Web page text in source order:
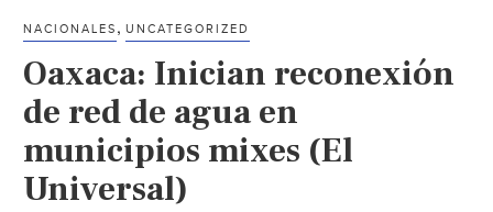
y
(El
Imparcial
NACIONALES ,UNCATEGORIZED
Oaxaca: Inician reconexión
de red de agua en
municipios mixes (El
Universal)